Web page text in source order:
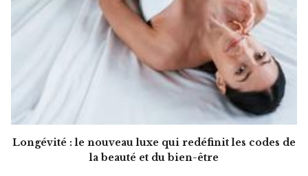
Longévité : le nouveau luxe qui redéfinit les codes de
la beauté et du bien-être